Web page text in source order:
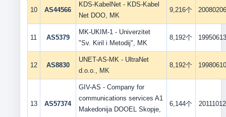
10 AS44566
KDS-KabelNet - KDS-Kabel
Net DOO, MK
9,216个 20080206
11 AS5379
MK-UKIM-1 - Univerzitet
"Sv. Kiril i Metodij", MK
8,192个 19950613
12 AS8830
UNET-AS-MK - UltraNet
d.o.o., MK
8,192个 19980610
13 AS57374
GIV-AS - Company for
communications services A1
Makedonija DOOEL Skopje,
6,144个 20111012